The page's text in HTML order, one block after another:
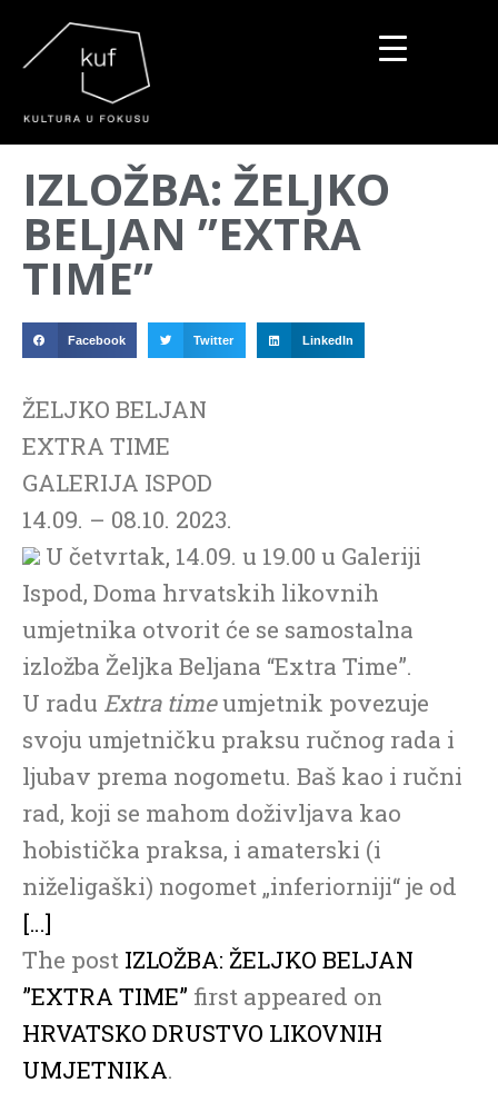
IZLOŽBA: ŽELJKO
BELJAN ”EXTRA
TIME”
Facebook Twitter LinkedIn
ŽELJKO BELJAN
EXTRA TIME
GALERIJA ISPOD
14.09. – 08.10. 2023.
U četvrtak, 14.09. u 19.00 u Galeriji
Ispod, Doma hrvatskih likovnih
umjetnika otvorit će se samostalna
izložba Željka Beljana “Extra Time”.
U radu Extra timeumjetnik povezuje
svoju umjetničku praksu ručnog rada i
ljubav prema nogometu. Baš kao i ručni
rad, koji se mahom doživljava kao
hobistička praksa, i amaterski (i
niželigaški) nogomet „inferiorniji“ je od
[…]
The post IZLOŽBA: ŽELJKO BELJAN
”EXTRA TIME” first appeared on
HRVATSKO DRUSTVO LIKOVNIH
UMJETNIKA.
▼
▼